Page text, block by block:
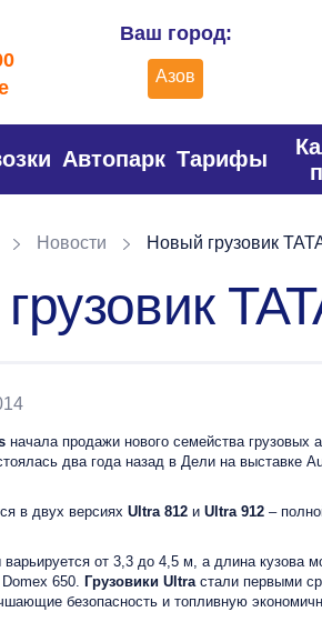
Ваш город:
Азов
Автопарк Тарифы
Новости Новый грузовик
начала продажи нового семейства грузовых
два года назад в Дели на выставке
в двух версиях Ultra 812 и Ultra 912 –
от 3,3 до 4,5 м, а длина кузова
650. Грузовики Ultraстали первыми
безопасность и топливную